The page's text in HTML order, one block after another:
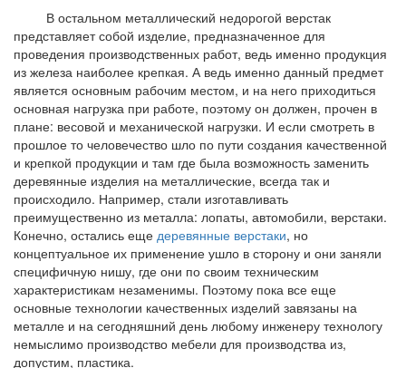
В остальном металлический недорогой верстак
представляет собой изделие, предназначенное для
проведения производственных работ, ведь именно продукция
из железа наиболее крепкая. А ведь именно данный предмет
является основным рабочим местом, и на него приходиться
основная нагрузка при работе, поэтому он должен, прочен в
плане: весовой и механической нагрузки. И если смотреть в
прошлое то человечество шло по пути создания качественной
и крепкой продукции и там где была возможность заменить
деревянные изделия на металлические, всегда так и
происходило. Например, стали изготавливать
преимущественно из металла: лопаты, автомобили, верстаки.
Конечно, остались еще деревянные верстаки, но
концептуальное их применение ушло в сторону и они заняли
специфичную нишу, где они по своим техническим
характеристикам незаменимы. Поэтому пока все еще
основные технологии качественных изделий завязаны на
металле и на сегодняшний день любому инженеру технологу
немыслимо производство мебели для производства из,
допустим, пластика.